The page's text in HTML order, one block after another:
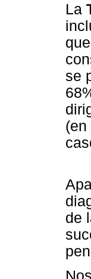
La
se
(en
de